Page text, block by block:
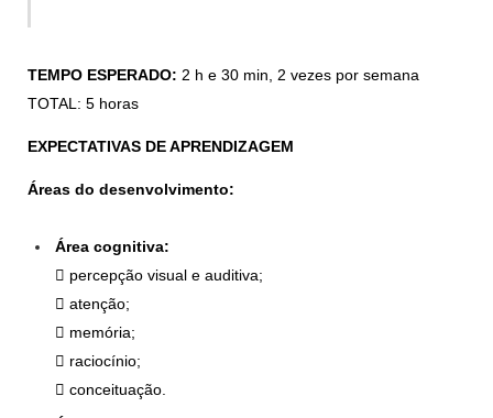
TEMPO ESPERADO: 2 h e 30 min, 2 vezes por semana
TOTAL: 5 horas
EXPECTATIVAS DE APRENDIZAGEM
Áreas do desenvolvimento:
Área cognitiva:
 percepção visual e auditiva;
 atenção;
 memória;
 raciocínio;
 conceituação.